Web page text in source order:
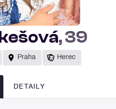
, 39
Praha Herec
DETAILY